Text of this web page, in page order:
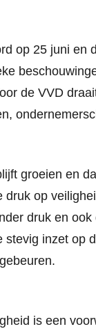
op 25 juni en
de VVD
groeien en
op
druk en
inzet op
is een